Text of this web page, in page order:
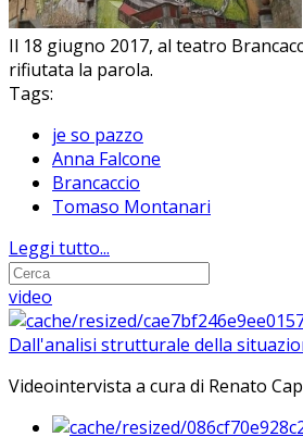
Il 18 giugno 2017, al teatro
rifiutata la parola.
Tags:
je so pazzo
Anna Falcone
Brancaccio
Tomaso Montanari
Leggi tutto...
video
Dall'analisi strutturale della
Videointervista a cura di Renato